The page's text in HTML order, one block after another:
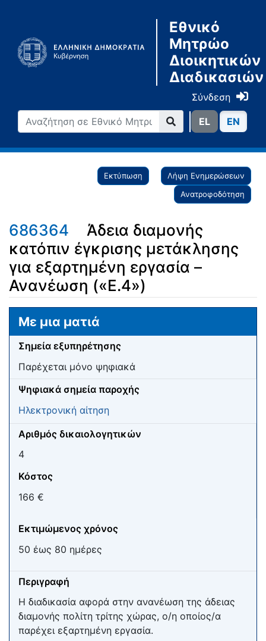
Εθνικό
Μητρώο
Διοικητικών
Διαδικασιών
Σύνδεση
ΕL ΕN
Εκτύπωση
Λήψη Ενημερώσεων
Ανατροφοδότηση
686364
Άδεια διαμονής
κατόπιν έγκρισης μετάκλησης
για εξαρτημένη εργασία –
Ανανέωση («Ε.4»)
Μετάβαση σε: πλοήγηση
Με μια ματιά
Σημεία εξυπηρέτησης
Παρέχεται μόνο ψηφιακά
Ψηφιακά σημεία παροχής
Ηλεκτρονική αίτηση
Αριθμός δικαιολογητικών
4
Κόστος
166 €
Εκτιμώμενος χρόνος
50 έως 80 ημέρες
Περιγραφή
Η διαδικασία αφορά στην ανανέωση της άδειας
διαμονής πολίτη τρίτης χώρας, ο/η οποίος/α
παρέχει εξαρτημένη εργασία.